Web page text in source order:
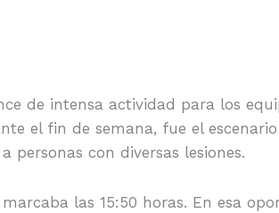
de intensa actividad para los
el fin de semana, fue el
personas con diversas lesiones.
las 15:50 horas. En esa